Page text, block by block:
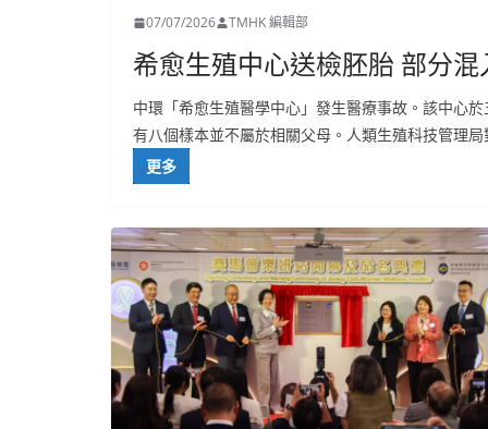
07/07/2026 TMHK 編輯部
希愈生殖中心送檢胚胎 部分
中環「希愈生殖醫學中心」發生醫療事故。該中心
有八個樣本並不屬於相關父母。人類生殖科技管理
更多